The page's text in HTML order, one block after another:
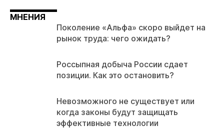
МНЕНИЯ
Поколение «Альфа» скоро выйдет на
рынок труда: чего ожидать?
Россыпная добыча России сдает
позиции. Как это остановить?
Невозможного не существует или
когда законы будут защищать
эффективные технологии